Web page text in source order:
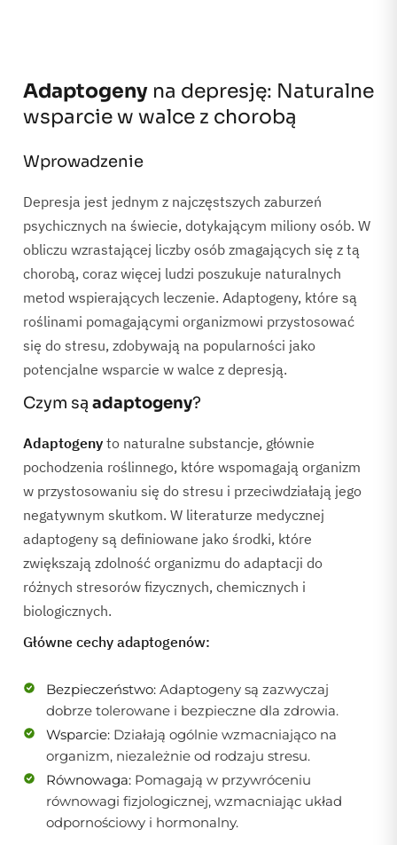
Adaptogeny na depresję: Naturalne
wsparcie w walce z chorobą
Wprowadzenie
Depresja jest jednym z najczęstszych zaburzeń
psychicznych na świecie, dotykającym miliony osób. W
obliczu wzrastającej liczby osób zmagających się z tą
chorobą, coraz więcej ludzi poszukuje naturalnych
metod wspierających leczenie. Adaptogeny, które są
roślinami pomagającymi organizmowi przystosować
się do stresu, zdobywają na popularności jako
potencjalne wsparcie w walce z depresją.
Czym są adaptogeny?
Adaptogeny to naturalne substancje, głównie
pochodzenia roślinnego, które wspomagają organizm
w przystosowaniu się do stresu i przeciwdziałają jego
negatywnym skutkom. W literaturze medycznej
adaptogeny są definiowane jako środki, które
zwiększają zdolność organizmu do adaptacji do
różnych stresorów fizycznych, chemicznych i
biologicznych.
Główne cechy adaptogenów:
Bezpieczeństwo: Adaptogeny są zazwyczaj
dobrze tolerowane i bezpieczne dla zdrowia.
Wsparcie: Działają ogólnie wzmacniająco na
organizm, niezależnie od rodzaju stresu.
Równowaga: Pomagają w przywróceniu
równowagi fizjologicznej, wzmacniając układ
odpornościowy i hormonalny.